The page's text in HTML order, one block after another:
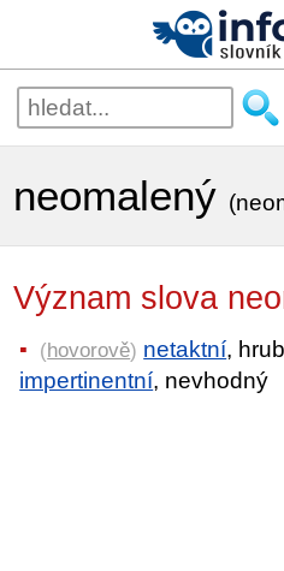
neomalený
Význam slova
(hovorově) netaktní,
impertinentní, nevhodný